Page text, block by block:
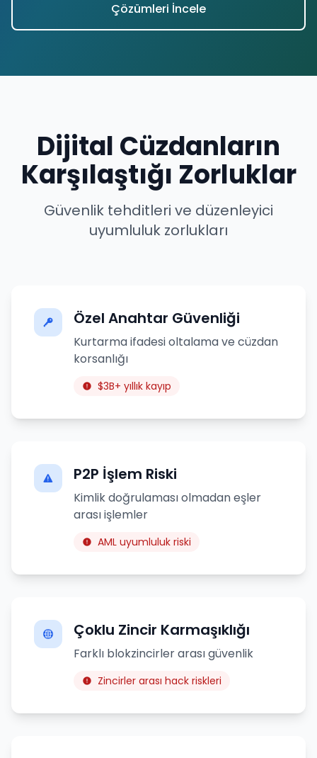
Çözümleri İncele
Dijital Cüzdanların
Karşılaştığı Zorluklar
Güvenlik tehditleri ve düzenleyici
uyumluluk zorlukları
Özel Anahtar Güvenliği
Kurtarma ifadesi oltalama ve cüzdan
korsanlığı
$3B+ yıllık kayıp
P2P İşlem Riski
Kimlik doğrulaması olmadan eşler
arası işlemler
AML uyumluluk riski
Çoklu Zincir Karmaşıklığı
Farklı blokzincirler arası güvenlik
Zincirler arası hack riskleri